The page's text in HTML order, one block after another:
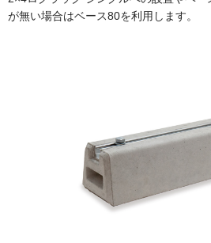
二重断熱煙突
煙突取付部
が無い場合はベース80を利用します。